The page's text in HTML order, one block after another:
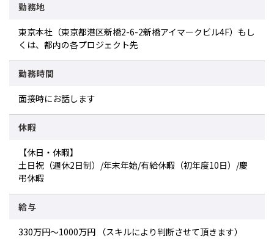
勤務地
東京本社（東京都港区新橋2-6-2新橋アイマークビル4F）もし
くは、都内の各プロジェクト先
勤務時間
面接時にお話します
休暇
【休日・休暇】
土日祝（週休2日制）/年末年始/有給休暇（初年度10日）/慶
弔休暇
給与
330万円〜1000万円 （スキルにより判断させて頂きます）